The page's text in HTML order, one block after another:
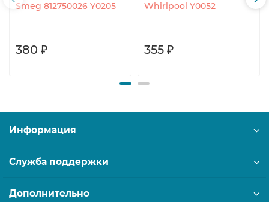
Smeg 812750026 Y0205
380 ₽
Whirlpool Y0052
355 ₽
Информация
Служба поддержки
Дополнительно